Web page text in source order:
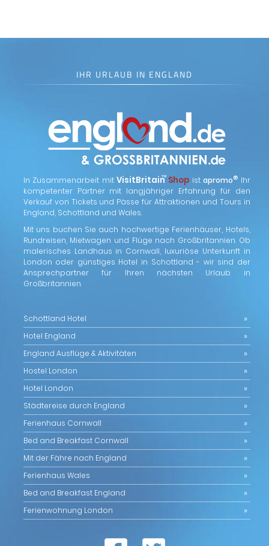
IHR URLAUB IN ENGLAND
In Zusammenarbeit mitVisitBritain
™ Shop istapromo® Ihr
kompetenter Partner mit langjähriger Erfahrung für den
Verkauf von Tickets und Pässe für Attraktionen und Tours in
England, Schottland und Wales.
Mit uns buchen Sie auch hochwertige Ferienhäuser, Hotels,
Rundreisen, Mietwagen und Flüge nach Großbritannien. Ob
malerisches Landhaus in Cornwall, luxuriöse Unterkunft in
London oder günstiges Hotel in Schottland - wir sind der
Ansprechpartner für Ihren nächsten Urlaub in
Großbritannien.
Schottland Hotel
Hotel England
England Ausflüge & Aktivitäten
Hostel London
Hotel London
Städtereise durch England
Ferienhaus Cornwall
Bed and Breakfast Cornwall
Mit der Fähre nach England
Ferienhaus Wales
Bed and Breakfast England
Ferienwohnung London